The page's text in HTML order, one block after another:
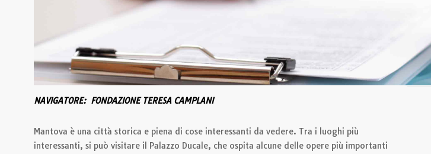
NAVIGATORE: FONDAZIONE TERESA CAMPLANI
Mantova è una città storica e piena di cose interessanti da vedere. Tra i luoghi più
interessanti, si può visitare il Palazzo Ducale, che ospita alcune delle opere più importanti